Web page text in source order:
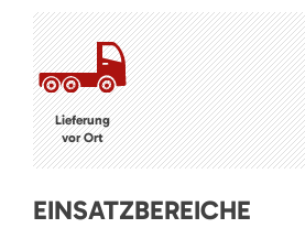
Lieferung
vor Ort
EINSATZBEREICHE